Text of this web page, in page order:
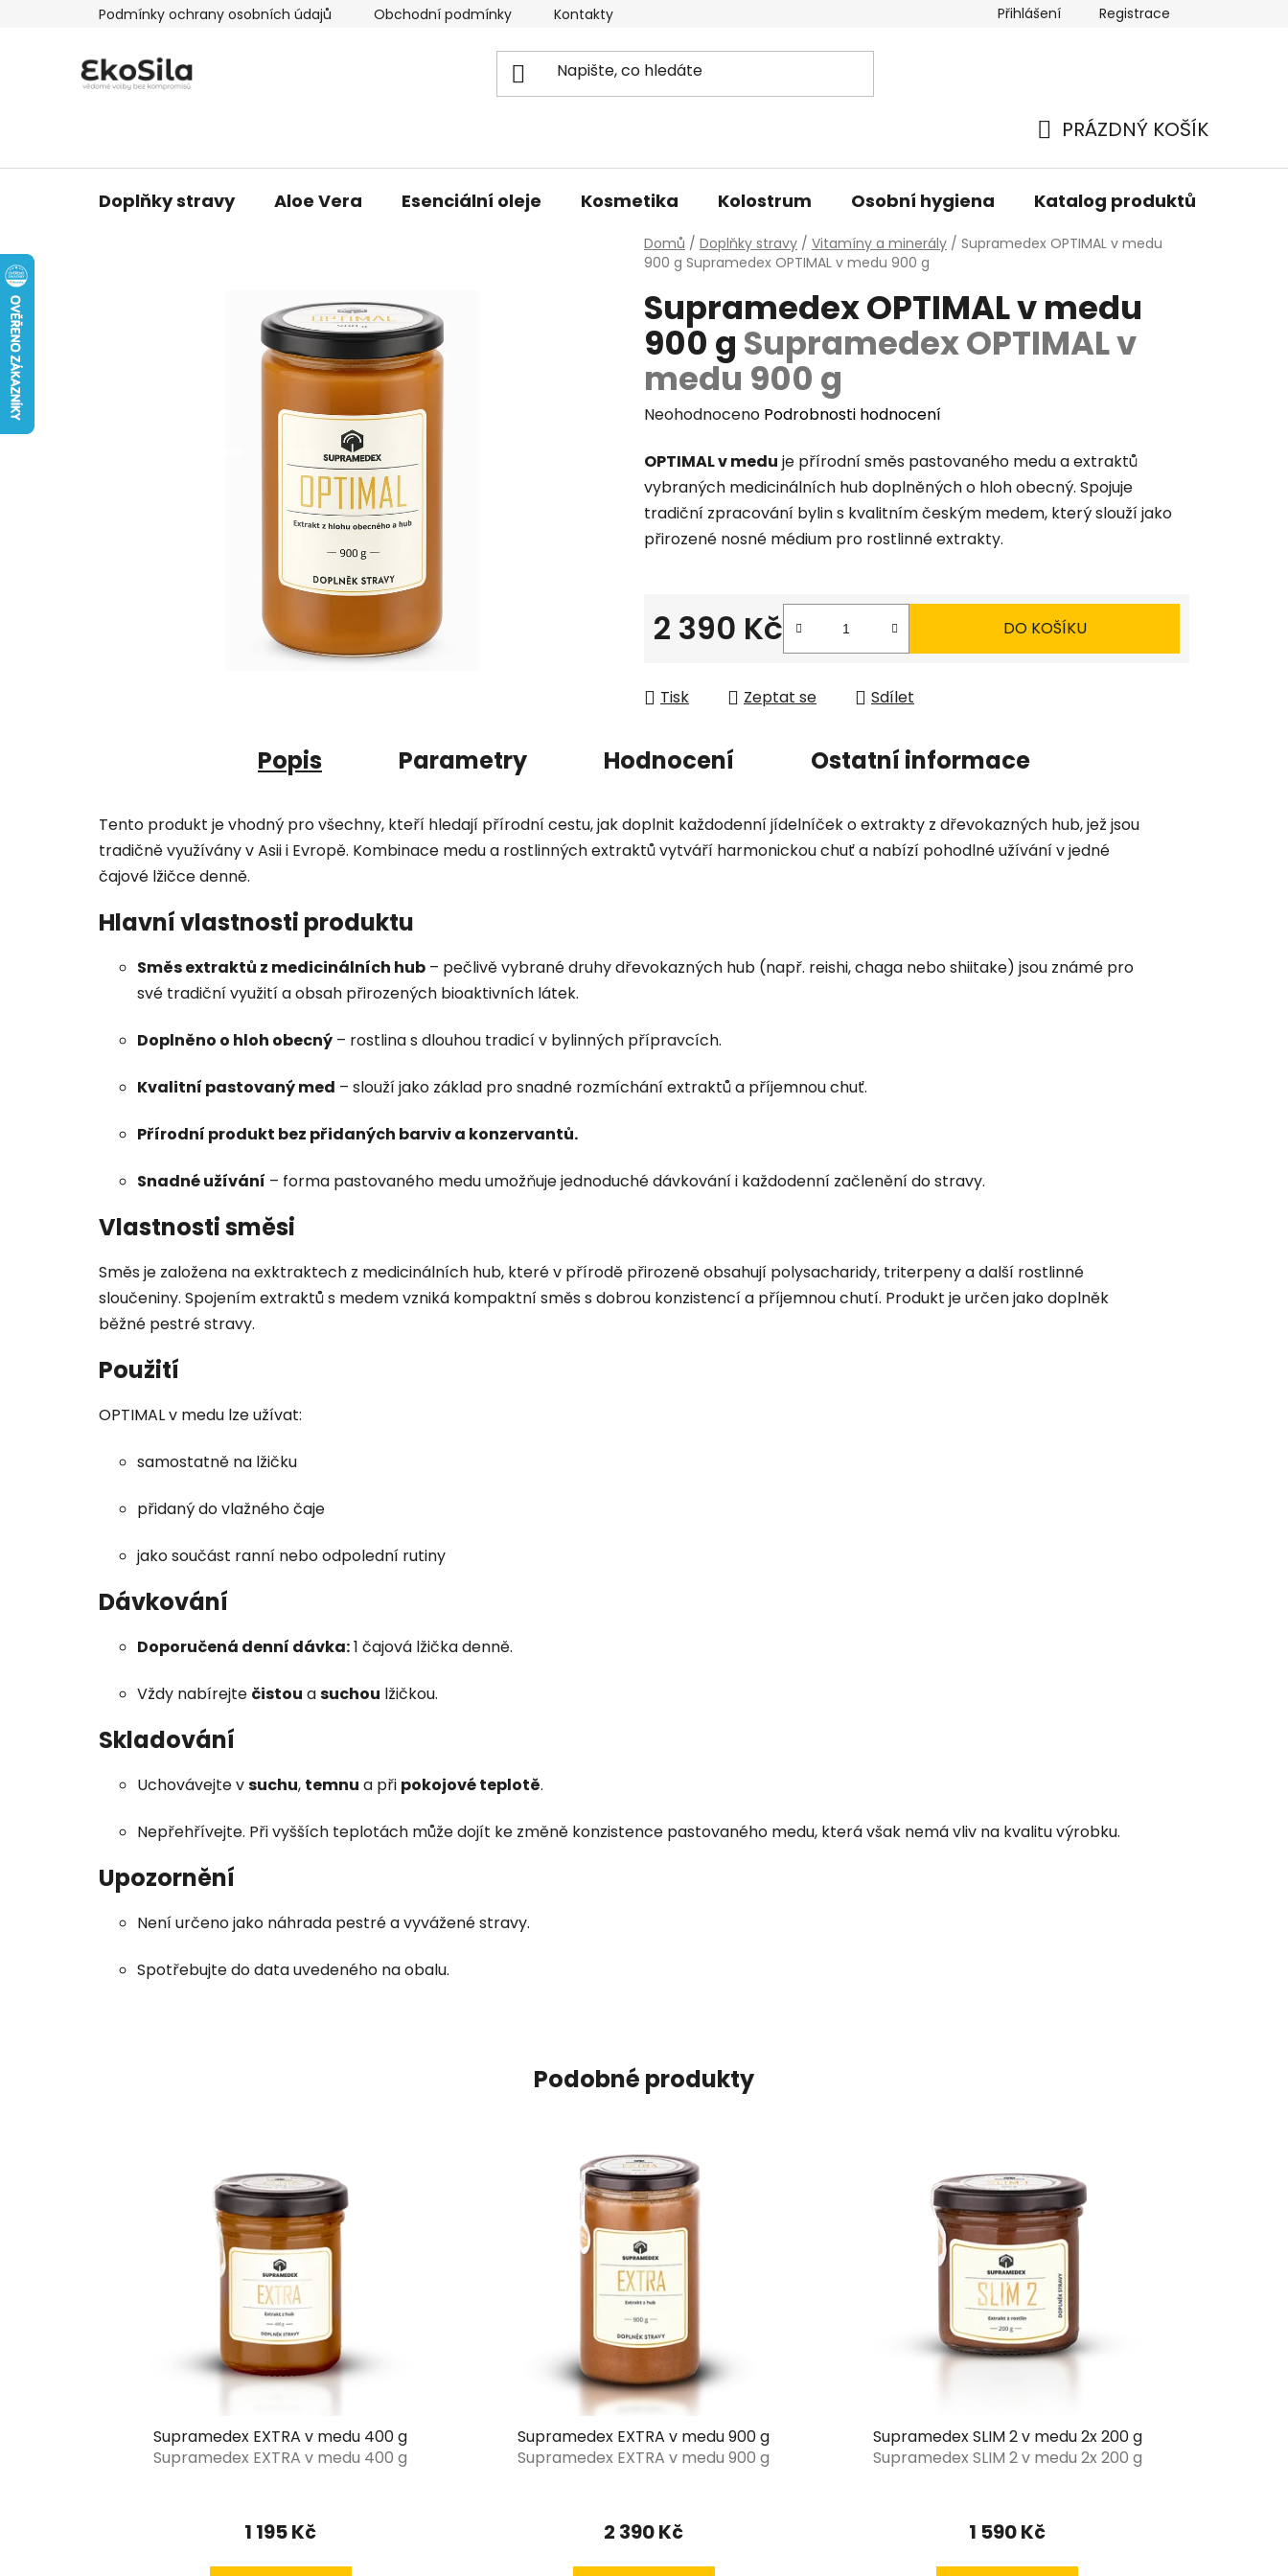
Podmínky ochrany osobních údajů Obchodní podmínky Kontakty Přihlášení Registrace
KOŠÍK
PRÁZDNÝ KOŠÍK
Doplňky stravy Aloe Vera Esenciální oleje Kosmetika Kolostrum Osobní hygiena Katalog produktů
Domů / Doplňky stravy / Vitamíny a minerály / Supramedex OPTIMAL v medu
900 g Supramedex OPTIMAL v medu 900 g
Supramedex OPTIMAL v medu
900 g Supramedex OPTIMAL v
medu 900 g
Průměrné
produktu
je
0,0
z
Neohodnoceno Podrobnosti hodnocení
OPTIMAL v medu je přírodní směs pastovaného medu a extraktů
vybraných medicinálních hub doplněných o hloh obecný. Spojuje
tradiční zpracování bylin s kvalitním českým medem, který slouží jako
přirozené nosné médium pro rostlinné extrakty.
2 390 Kč DO KOŠÍKU
Tisk Zeptat se Sdílet
Popis Parametry Hodnocení Ostatní informace
Tento produkt je vhodný pro všechny, kteří hledají přírodní cestu, jak doplnit každodenní jídelníček o extrakty z dřevokazných hub, jež jsou
tradičně využívány v Asii i Evropě. Kombinace medu a rostlinných extraktů vytváří harmonickou chuť a nabízí pohodlné užívání v jedné
čajové lžičce denně.
Hlavní vlastnosti produktu
Směs extraktů z medicinálních hub – pečlivě vybrané druhy dřevokazných hub (např. reishi, chaga nebo shiitake) jsou známé pro
své tradiční využití a obsah přirozených bioaktivních látek.
Doplněno o hloh obecný – rostlina s dlouhou tradicí v bylinných přípravcích.
Kvalitní pastovaný med – slouží jako základ pro snadné rozmíchání extraktů a příjemnou chuť.
Přírodní produkt bez přidaných barviv a konzervantů.
Snadné užívání – forma pastovaného medu umožňuje jednoduché dávkování i každodenní začlenění do stravy.
Vlastnosti směsi
Směs je založena na exktraktech z medicinálních hub, které v přírodě přirozeně obsahují polysacharidy, triterpeny a další rostlinné
sloučeniny. Spojením extraktů s medem vzniká kompaktní směs s dobrou konzistencí a příjemnou chutí. Produkt je určen jako doplněk
běžné pestré stravy.
Použití
OPTIMAL v medu lze užívat:
samostatně na lžičku
přidaný do vlažného čaje
jako součást ranní nebo odpolední rutiny
Dávkování
Doporučená denní dávka:1 čajová lžička denně.
Vždy nabírejte čistou asuchou lžičkou.
Skladování
Uchovávejte vsuchu, temnu a při pokojové teplotě.
Nepřehřívejte. Při vyšších teplotách může dojít ke změně konzistence pastovaného medu, která však nemá vliv na kvalitu výrobku.
Upozornění
Není určeno jako náhrada pestré a vyvážené stravy.
Spotřebujte do data uvedeného na obalu.
Podobné produkty
Supramedex EXTRA v medu 400 g
Supramedex EXTRA v medu 400 g
hodnocení
1 195 Kč
Supramedex EXTRA v medu 900 g
Supramedex EXTRA v medu 900 g
2 390 Kč
Supramedex SLIM 2 v medu 2x 200 g
Supramedex SLIM 2 v medu 2x 200 g
1 590 Kč